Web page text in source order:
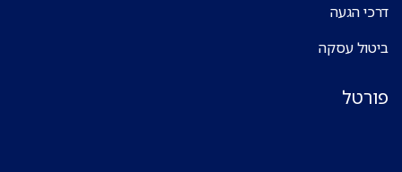
דרכי הגעה
ביטול עסקה
פורטל